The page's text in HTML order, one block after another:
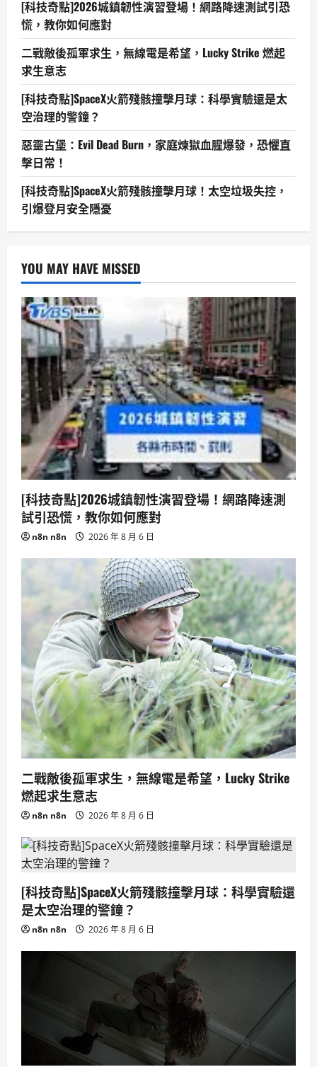
灣
太
空
人
才
與
里
程
碑
[科技奇點]2026城鎮韌性演習登場！網路降速測試引恐
慌，教你如何應對
二戰敵後孤軍求生，無線電是希望，Lucky Strike 燃起
求生意志
[科技奇點]SpaceX火箭殘骸撞擊月球：科學實驗還是太
空治理的警鐘？
惡靈古堡：Evil Dead Burn，家庭煉獄血腥爆發，恐懼直
擊日常！
[科技奇點]SpaceX火箭殘骸撞擊月球！太空垃圾失控，
引爆登月安全隱憂
YOU MAY HAVE MISSED
[科技奇點]2026城鎮韌性演習登場！網路降速測
試引恐慌，教你如何應對
n8n n8n 2026 年 8 月 6 日
二戰敵後孤軍求生，無線電是希望，Lucky Strike
燃起求生意志
n8n n8n 2026 年 8 月 6 日
[科技奇點]SpaceX火箭殘骸撞擊月球：科學實驗還
是太空治理的警鐘？
n8n n8n 2026 年 8 月 6 日